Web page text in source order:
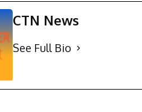
CTN News
See Full Bio